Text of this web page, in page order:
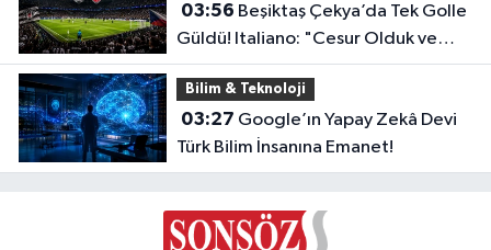
03:56
Güldü! Italiano: "Cesur Olduk ve
Karşılığını Aldık"
Bilim & Teknoloji
03:27
Türk Bilim İnsanına Emanet!